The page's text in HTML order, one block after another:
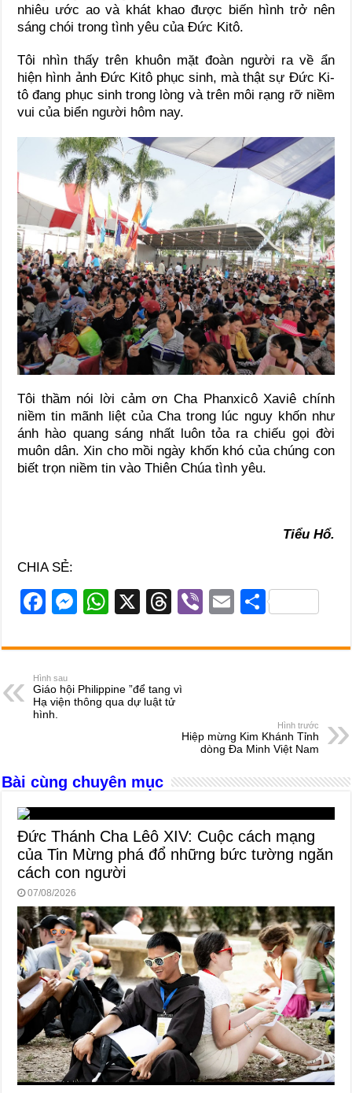
nhiêu ước ao và khát khao được biến hình trở nên
sáng chói trong tình yêu của Đức Kitô.
Tôi nhìn thấy trên khuôn mặt đoàn người ra về ẩn
hiện hình ảnh Đức Kitô phục sinh, mà thật sự Đức Ki-
tô đang phục sinh trong lòng và trên môi rạng rỡ niềm
vui của biển người hôm nay.
Tôi thầm nói lời cảm ơn Cha Phanxicô Xaviê chính
niềm tin mãnh liệt của Cha trong lúc nguy khốn như
ánh hào quang sáng nhất luôn tỏa ra chiếu gọi đời
muôn dân. Xin cho mồi ngày khốn khó của chúng con
biết trọn niềm tin vào Thiên Chúa tình yêu.
Tiểu Hổ.
CHIA SẺ:
F
c
e
b
o
k
M
ss
e
n
W
at
s
A
X
T
e
a
d
s
Vi
er
E
ail
S
ar
Hình sau
Giáo hội Philippine ”để tang vì
Hạ viện thông qua dự luật tử
hình.
Hình trước
Hiệp mừng Kim Khánh Tỉnh
dòng Đa Minh Việt Nam
Bài cùng chuyên mục
Đức Thánh Cha Lêô XIV: Cuộc cách mạng
của Tin Mừng phá đổ những bức tường ngăn
cách con người
07/08/2026